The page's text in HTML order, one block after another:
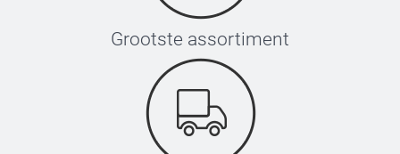
Grootste assortiment